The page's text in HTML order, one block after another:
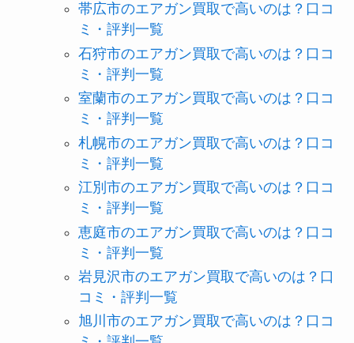
帯広市のエアガン買取で高いのは？口コ
ミ・評判一覧
石狩市のエアガン買取で高いのは？口コ
ミ・評判一覧
室蘭市のエアガン買取で高いのは？口コ
ミ・評判一覧
札幌市のエアガン買取で高いのは？口コ
ミ・評判一覧
江別市のエアガン買取で高いのは？口コ
ミ・評判一覧
恵庭市のエアガン買取で高いのは？口コ
ミ・評判一覧
岩見沢市のエアガン買取で高いのは？口
コミ・評判一覧
旭川市のエアガン買取で高いのは？口コ